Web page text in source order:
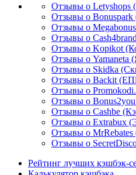
Отзывы о Letyshops
Отзывы о Bonuspark
Отзывы о
Отзывы о
Отзывы о Kopikot
Отзывы о Yamaneta
Отзывы о Skidka
Отзывы о Backit
Отзывы о
Отзывы о
Отзывы о Cashbe
Отзывы о Extrabux
Отзывы о
Отзывы о
Рейтинг лучших кэшбэк-